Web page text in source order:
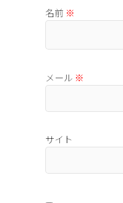
名前 ※
メール ※
サイト